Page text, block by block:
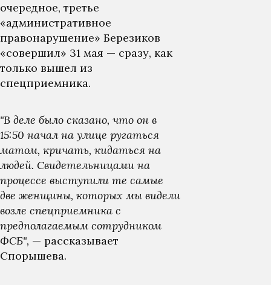
очередное, третье
«административное
правонарушение» Березиков
«совершил» 31 мая — сразу, как
только вышел из
спецприемника.
"В деле было сказано, что он в
15:50 начал на улице ругаться
матом, кричать, кидаться на
людей. Свидетельницами на
процессе выступили те самые
две женщины, которых мы видели
возле спецприемника с
предполагаемым сотрудником
ФСБ", — рассказывает
Спорышева.